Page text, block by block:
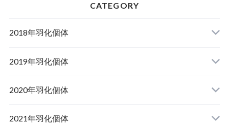
CATEGORY
2018年羽化個体
佐賀県神埼郡産オオクワガタ
2019年羽化個体
山梨県韮崎市産オオクワガタ
山梨県韮崎市韮崎町産オオクワガタ
2020年羽化個体
山梨県韮崎市穂坂町産
2021年羽化個体